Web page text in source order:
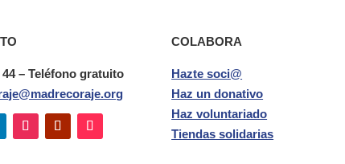
44 – Teléfono gratuito
COLABORA
Hazte soci@
Haz un donativo
Haz voluntariado
Tiendas solidarias